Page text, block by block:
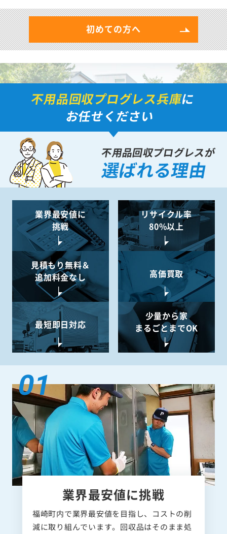
初めての方へ
不用品回収プログレス兵庫に
お任せください
不用品回収プログレスが
選ばれる理由
業界最安値に
挑戦
リサイクル率
80%以上
見積もり無料＆
追加料金なし
高価買取
最短即日対応
少量から家
まるごとまでOK
業界最安値に挑戦
福崎町内で業界最安値を目指し、コストの削
減に取り組んでいます。回収品はそのまま処